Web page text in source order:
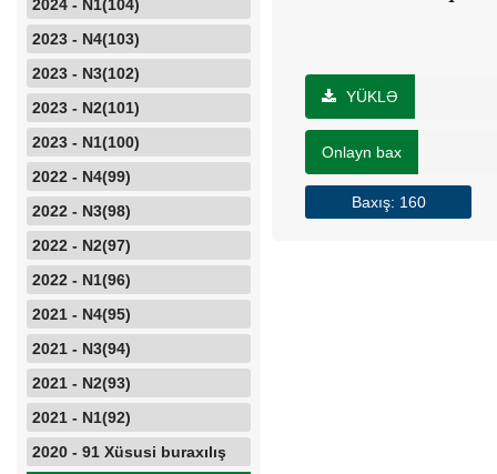
2024 - N1(104)
2023 - N4(103)
2023 - N3(102)
2023 - N2(101)
2023 - N1(100)
2022 - N4(99)
2022 - N3(98)
2022 - N2(97)
2022 - N1(96)
2021 - N4(95)
2021 - N3(94)
2021 - N2(93)
2021 - N1(92)
2020 - 91 Xüsusi buraxılış
YÜKLƏ
Onlayn bax
Baxış: 160